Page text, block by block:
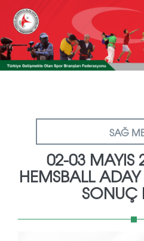
SAĞ
02-03 MAYIS
HEMSBALL
SONUÇ